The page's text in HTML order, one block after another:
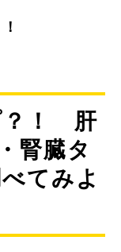
？！ 肝
腎臓タ
てみよ